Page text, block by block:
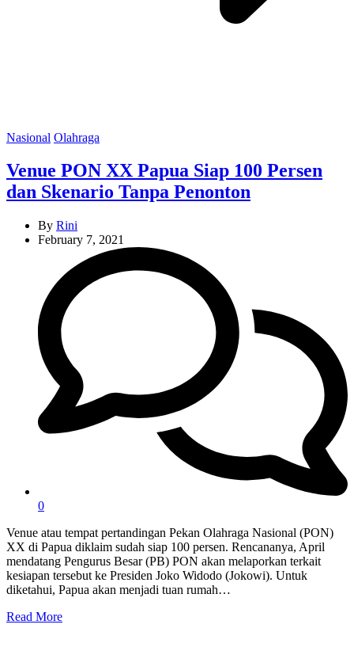
Categories
Nasional Olahraga
Venue PON XX Papua Siap 100 Persen
dan Skenario Tanpa Penonton
By Rini
February 7, 2021
0
Venue atau tempat pertandingan Pekan Olahraga Nasional (PON)
XX di Papua diklaim sudah siap 100 persen. Rencananya, April
mendatang Pengurus Besar (PB) PON akan melaporkan terkait
kesiapan tersebut ke Presiden Joko Widodo (Jokowi). Untuk
diketahui, Papua akan menjadi tuan rumah…
Read More